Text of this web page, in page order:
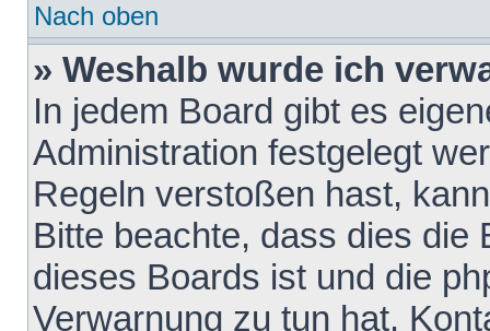
Nach oben
» Weshalb wurde ich
In jedem Board gibt es
Administration festgelegt
Regeln verstoßen hast,
Bitte beachte, dass dies die
dieses Boards ist und die
Verwarnung zu tun hat.